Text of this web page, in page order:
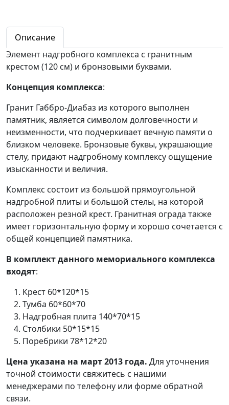
Описание
Элемент надгробного комплекса с гранитным
крестом (120 см) и бронзовыми буквами.
Концепция комплекса:
Гранит Габбро-Диабаз из которого выполнен
памятник, является символом долговечности и
неизменности, что подчеркивает вечную памяти о
близком человеке. Бронзовые буквы, украшающие
стелу, придают надгробному комплексу ощущение
изысканности и величия.
Комплекс состоит из большой прямоугольной
надгробной плиты и большой стелы, на которой
расположен резной крест. Гранитная ограда также
имеет горизонтальную форму и хорошо сочетается с
общей концепцией памятника.
В комплект данного мемориального комплекса
входят:
Крест 60*120*15
Тумба 60*60*70
Надгробная плита 140*70*15
Столбики 50*15*15
Поребрики 78*12*20
Цена указана на март 2013 года. Для уточнения
точной стоимости свяжитесь с нашими
менеджерами по телефону или форме обратной
связи.